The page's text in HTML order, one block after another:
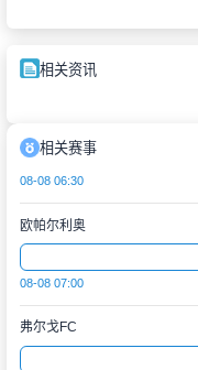
相关资讯
相关赛事
08-08 06:30
欧帕尔利奥
08-08 07:00
弗尔戈FC